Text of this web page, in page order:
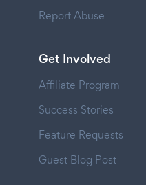
Report Abuse
Get Involved
Affiliate Program
Success Stories
Feature Requests
Guest Blog Post